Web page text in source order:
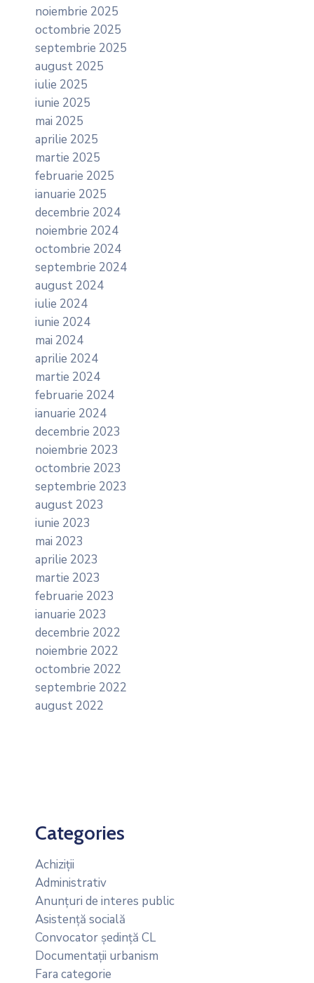
noiembrie 2025
octombrie 2025
septembrie 2025
august 2025
iulie 2025
iunie 2025
mai 2025
aprilie 2025
martie 2025
februarie 2025
ianuarie 2025
decembrie 2024
noiembrie 2024
octombrie 2024
septembrie 2024
august 2024
iulie 2024
iunie 2024
mai 2024
aprilie 2024
martie 2024
februarie 2024
ianuarie 2024
decembrie 2023
noiembrie 2023
octombrie 2023
septembrie 2023
august 2023
iunie 2023
mai 2023
aprilie 2023
martie 2023
februarie 2023
ianuarie 2023
decembrie 2022
noiembrie 2022
octombrie 2022
septembrie 2022
august 2022
Categories
Achiziții
Administrativ
Anunțuri de interes public
Asistență socială
Convocator ședință CL
Documentații urbanism
Fara categorie